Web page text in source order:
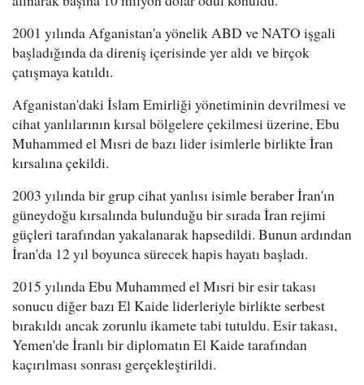
2001 yılında Afganistan'a yönelik ABD ve NATO işgali
başladığında da direniş içerisinde yer aldı ve birçok
çatışmaya katıldı.
Afganistan'daki İslam Emirliği yönetiminin devrilmesi ve
cihat yanlılarının kırsal bölgelere çekilmesi üzerine, Ebu
Muhammed el Mısri de bazı lider isimlerle birlikte İran
kırsalına çekildi.
2003 yılında bir grup cihat yanlısı isimle beraber İran'ın
güneydoğu kırsalında bulunduğu bir sırada İran rejimi
güçleri tarafından yakalanarak hapsedildi. Bunun ardından
İran'da 12 yıl boyunca sürecek hapis hayatı başladı.
2015 yılında Ebu Muhammed el Mısri bir esir takası
sonucu diğer bazı El Kaide liderleriyle birlikte serbest
bırakıldı ancak zorunlu ikamete tabi tutuldu. Esir takası,
Yemen'de İranlı bir diplomatın El Kaide tarafından
kaçırılması sonrası gerçekleştirildi.